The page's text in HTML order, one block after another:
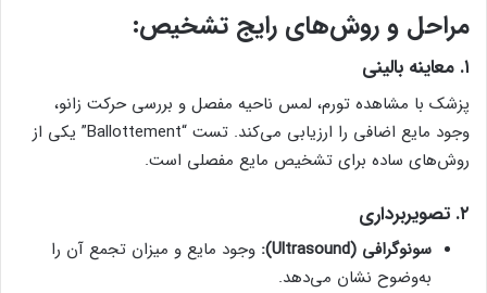
مراحل و روش‌های رایج تشخیص:
۱. معاینه بالینی
پزشک با مشاهده تورم، لمس ناحیه مفصل و بررسی حرکت زانو،
وجود مایع اضافی را ارزیابی می‌کند. تست “Ballottement” یکی از
روش‌های ساده برای تشخیص مایع مفصلی است.
۲. تصویربرداری
سونوگرافی (Ultrasound):
وجود مایع و میزان تجمع آن را
به‌وضوح نشان می‌دهد.